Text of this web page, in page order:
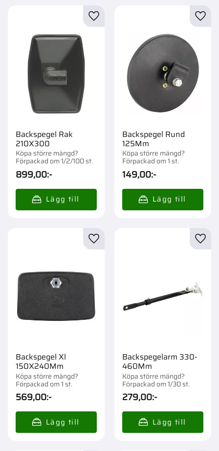
Backspegel Rak
210X300
Köpa större mängd?
Förpackad om 1/2/100 st.
899,00:-
Lägg till i favoriter
Backspegel Rund
125Mm
Köpa större mängd?
Förpackad om 1 st.
149,00:-
Backspegel Xl
150X240Mm
Köpa större mängd?
Förpackad om 1 st.
569,00:-
Lägg till i favoriter
Backspegelarm 330-
460Mm
Köpa större mängd?
Förpackad om 1/30 st.
279,00:-